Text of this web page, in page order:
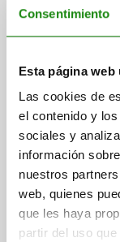
Consentimiento
Esta página web
Las cookies de
el contenido y
sociales y
información
nuestros
web, quienes
que les haya
partir del uso
Deslizadores de
desde$238.39
más IVA.
10449